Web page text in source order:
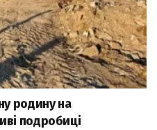
родину на
подробиці